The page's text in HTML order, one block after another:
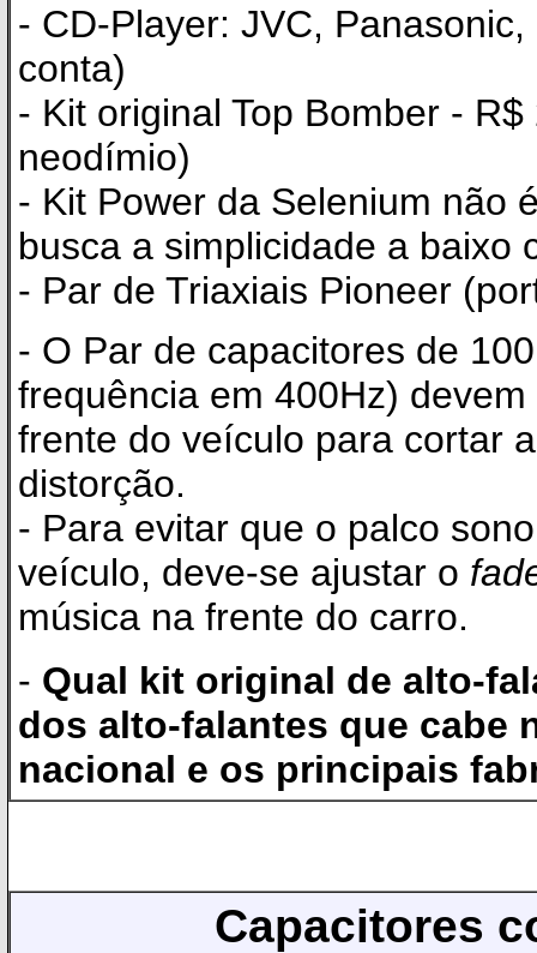
- CD-Player: JVC,
conta)
- Kit original Top Bomber -
neodímio)
- Kit Power da Selenium não
busca a simplicidade a baixo
- Par de Triaxiais Pioneer
- O Par de capacitores de
frequência em 400Hz)
frente do veículo para cortar
distorção.
- Para evitar que o palco
veículo, deve-se ajustar o
música na frente do carro.
- Qual kit original de alto-
dos alto-falantes que cabe
nacional e os principais
Capacitores